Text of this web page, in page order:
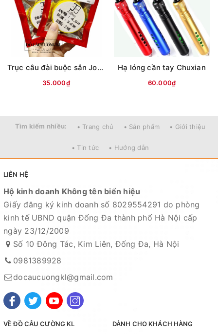
Trục câu đài buộc sẵn Jobon (vỏ đỏ/xanh)
35.000₫
Hạ lóng cần tay Chuxian
60.000₫
Tìm kiếm nhiều: • Trang chủ • Sản phẩm • Giới thiệu
• Tin tức • Hướng dẫn
LIÊN HỆ
Hộ kinh doanh Không tên biển hiệu
Giấy đăng ký kinh doanh số 8029554291 do phòng
kinh tế UBND quận Đống Đa thành phố Hà Nội cấp
ngày 23/12/2009
Số 10 Đông Tác, Kim Liên, Đống Đa, Hà Nội
0981389928
docaucuongkl@gmail.com
VỀ ĐỒ CÂU CƯỜNG KL DÀNH CHO KHÁCH HÀNG